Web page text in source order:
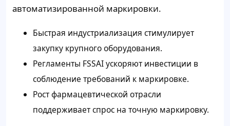
автоматизированной маркировки.
Быстрая индустриализация стимулирует
закупку крупного оборудования.
Регламенты FSSAI ускоряют инвестиции в
соблюдение требований к маркировке.
Рост фармацевтической отрасли
поддерживает спрос на точную маркировку.